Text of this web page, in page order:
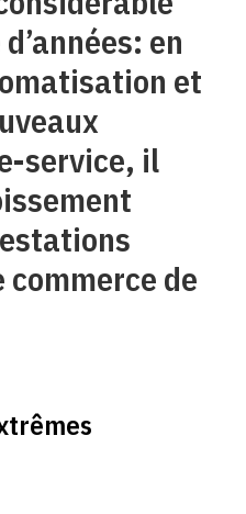
en
et
service, il
commerce de